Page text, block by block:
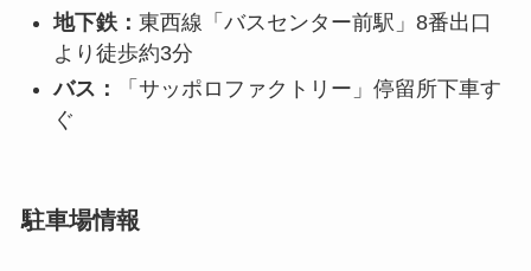
地下鉄： 東西線「バスセンター前駅」8番出口
より徒歩約3分
バス：
「サッポロファクトリー」停留所下車す
ぐ
駐車場情報